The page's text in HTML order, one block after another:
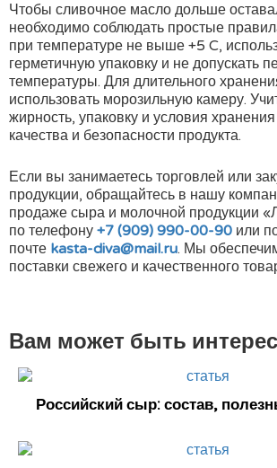
Чтобы сливочное масло дольше
необходимо соблюдать простые
при температуре не выше +5 C,
герметичную упаковку и не допускать
температуры. Для длительного
использовать морозильную камеру.
жирность, упаковку и условия
качества и безопасности продукта.
Если вы занимаетесь торговлей или
продукции, обращайтесь в нашу
продаже сыра и молочной продукции
по телефону +7 (909) 990-00-90 или
почте kasta-diva@mail.ru. Мы
поставки свежего и качественного
Вам может быть
Российский сыр: состав,